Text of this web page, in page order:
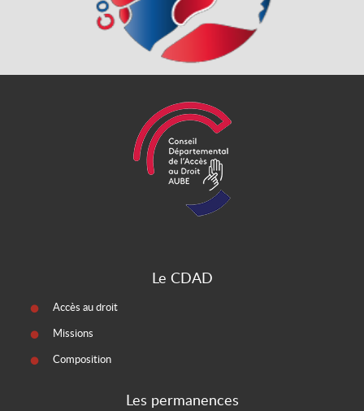
Le CDAD
Accès au droit
Missions
Composition
Les permanences